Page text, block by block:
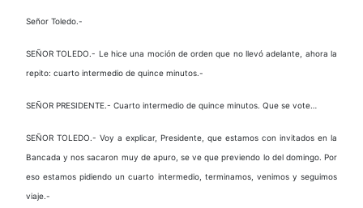
Señor Toledo.-
SEÑOR TOLEDO.- Le hice una moción de orden que no llevó adelante, ahora la
repito: cuarto intermedio de quince minutos.-
SEÑOR PRESIDENTE.- Cuarto intermedio de quince minutos. Que se vote…
SEÑOR TOLEDO.- Voy a explicar, Presidente, que estamos con invitados en la
Bancada y nos sacaron muy de apuro, se ve que previendo lo del domingo. Por
eso estamos pidiendo un cuarto intermedio, terminamos, venimos y seguimos
viaje.-